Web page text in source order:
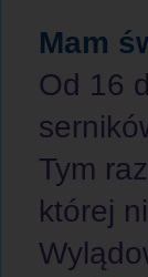
Mam
Od 16
Tym
której